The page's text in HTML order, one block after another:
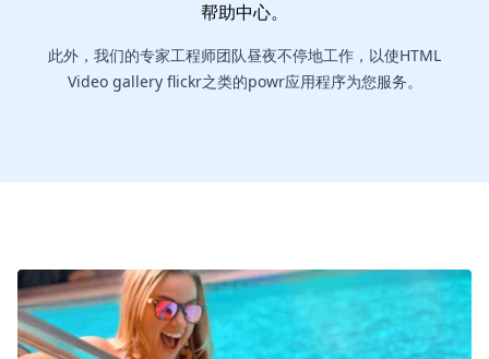
帮助中心。
此外，我们的专家工程师团队昼夜不停地工作，以使HTML
Video gallery flickr之类的powr应用程序为您服务。